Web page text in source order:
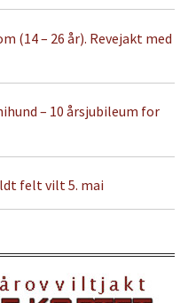
(14 – 26 år). Revejakt med
– 10 årsjubileum for
felt vilt 5. mai